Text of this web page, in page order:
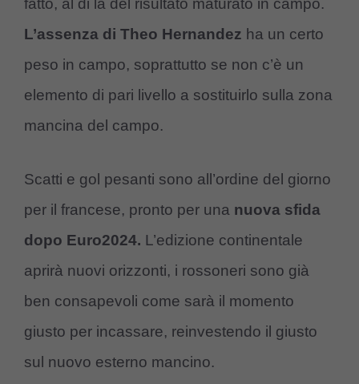
fatto, al di là del risultato maturato in campo.
L’assenza di Theo Hernandez ha un certo
peso in campo, soprattutto se non c’è un
elemento di pari livello a sostituirlo sulla zona
mancina del campo.
Scatti e gol pesanti sono all’ordine del giorno
per il francese, pronto per una nuova sfida
dopo Euro2024. L’edizione continentale
aprirà nuovi orizzonti, i rossoneri sono già
ben consapevoli come sarà il momento
giusto per incassare, reinvestendo il giusto
sul nuovo esterno mancino.